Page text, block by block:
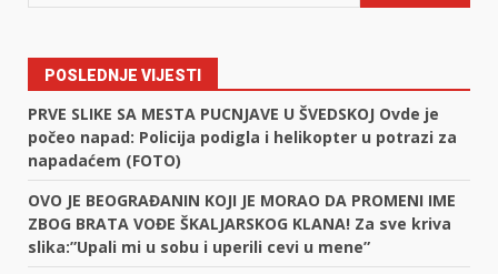
POSLEDNJE VIJESTI
PRVE SLIKE SA MESTA PUCNJAVE U ŠVEDSKOJ Ovde je
počeo napad: Policija podigla i helikopter u potrazi za
napadaćem (FOTO)
OVO JE BEOGRAĐANIN KOJI JE MORAO DA PROMENI IME
ZBOG BRATA VOĐE ŠKALJARSKOG KLANA! Za sve kriva
slika:”Upali mi u sobu i uperili cevi u mene”